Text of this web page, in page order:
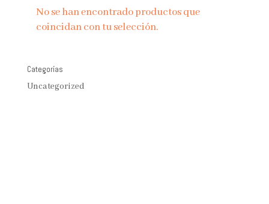
No se han encontrado productos que
coincidan con tu selección.
Categorías
Uncategorized